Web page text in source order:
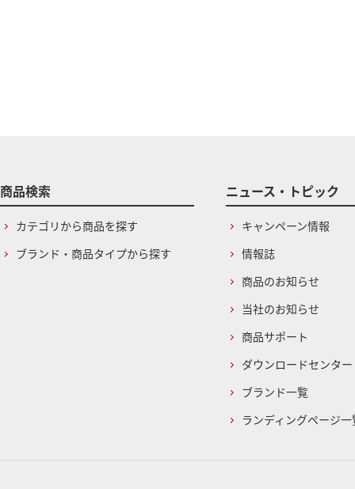
商品検索
カテゴリから商品を探す
ブランド・商品タイプから探す
ニュース・トピック
キャンペーン情報
情報誌
商品のお知らせ
当社のお知らせ
商品サポート
ダウンロードセンター
ブランド一覧
ランディングページ一